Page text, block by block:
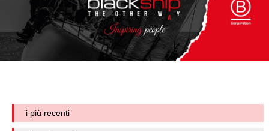
i più recenti